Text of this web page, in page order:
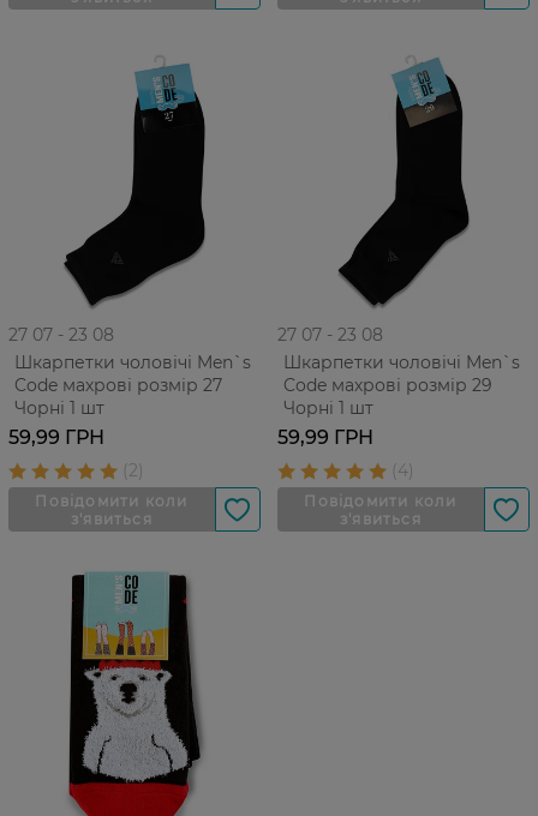
27 07 - 23 08
Шкарпетки чоловічі Men`s
Code махрові розмір 27
Чорні 1 шт
59,99 ГРН
27 07 - 23 08
Шкарпетки чоловічі Men`s
Code махрові розмір 29
Чорні 1 шт
59,99 ГРН